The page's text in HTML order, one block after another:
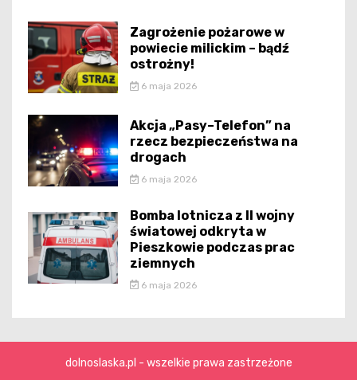
Zagrożenie pożarowe w
powiecie milickim – bądź
ostrożny!
6 maja 2026
Akcja „Pasy–Telefon” na
rzecz bezpieczeństwa na
drogach
6 maja 2026
Bomba lotnicza z II wojny
światowej odkryta w
Pieszkowie podczas prac
ziemnych
6 maja 2026
dolnoslaska.pl - wszelkie prawa zastrzeżone